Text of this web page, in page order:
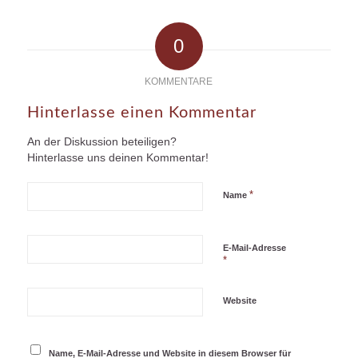
0
KOMMENTARE
Hinterlasse einen Kommentar
An der Diskussion beteiligen?
Hinterlasse uns deinen Kommentar!
Name *
E-Mail-Adresse
*
Website
Name, E-Mail-Adresse und Website in diesem Browser für